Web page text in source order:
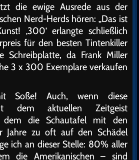
die ewige Ausrede aus der
Nerd-Herds hören: „Das ist
‚300’ erlangte schließlich
für den besten Tintenkiller
Schreibplatte, da Frank Miller
3 x 300 Exemplare verkaufen
Soße! Auch, wenn diese
dem aktuellen Zeitgeist
dem die Schautafel mit den
Jahre zu oft auf den Schädel
ich an dieser Stelle: 80% aller
die Amerikanischen – sind